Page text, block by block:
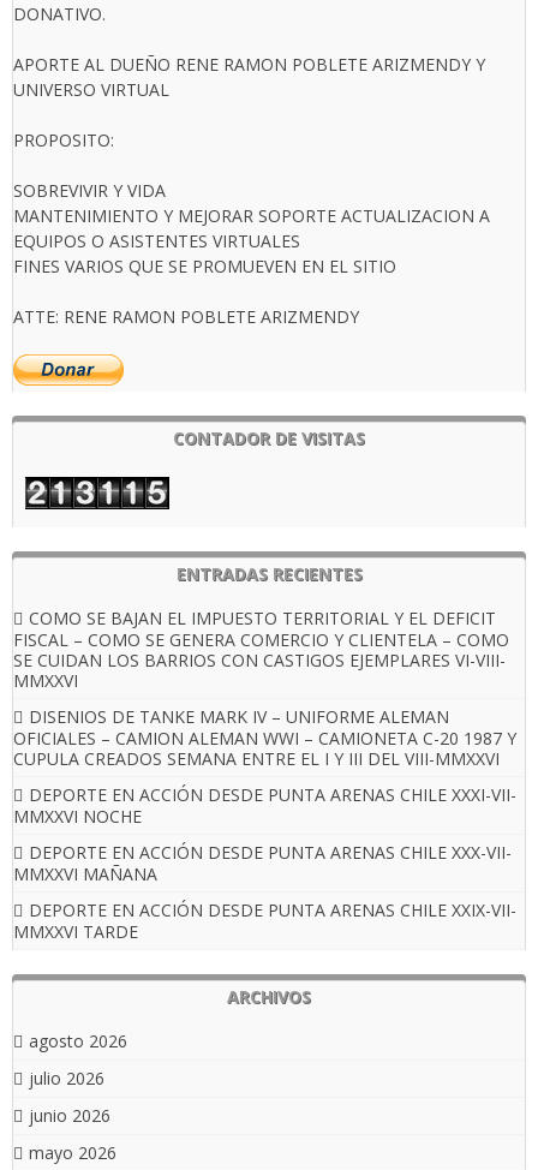
DONATIVO.
APORTE AL DUEÑO RENE RAMON POBLETE ARIZMENDY Y
UNIVERSO VIRTUAL
PROPOSITO:
SOBREVIVIR Y VIDA
MANTENIMIENTO Y MEJORAR SOPORTE ACTUALIZACION A
EQUIPOS O ASISTENTES VIRTUALES
FINES VARIOS QUE SE PROMUEVEN EN EL SITIO
ATTE: RENE RAMON POBLETE ARIZMENDY
CONTADOR DE VISITAS
ENTRADAS RECIENTES
COMO SE BAJAN EL IMPUESTO TERRITORIAL Y EL DEFICIT
FISCAL – COMO SE GENERA COMERCIO Y CLIENTELA – COMO
SE CUIDAN LOS BARRIOS CON CASTIGOS EJEMPLARES VI-VIII-
MMXXVI
DISENIOS DE TANKE MARK IV – UNIFORME ALEMAN
OFICIALES – CAMION ALEMAN WWI – CAMIONETA C-20 1987 Y
CUPULA CREADOS SEMANA ENTRE EL I Y III DEL VIII-MMXXVI
DEPORTE EN ACCIÓN DESDE PUNTA ARENAS CHILE XXXI-VII-
MMXXVI NOCHE
DEPORTE EN ACCIÓN DESDE PUNTA ARENAS CHILE XXX-VII-
MMXXVI MAÑANA
DEPORTE EN ACCIÓN DESDE PUNTA ARENAS CHILE XXIX-VII-
MMXXVI TARDE
ARCHIVOS
agosto 2026
julio 2026
junio 2026
mayo 2026